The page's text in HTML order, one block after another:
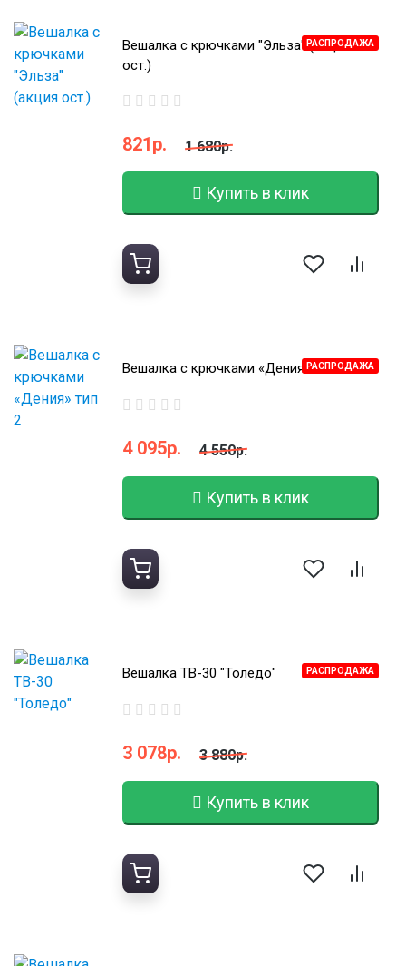
РАСПРОДАЖА
Вешалка с крючками "Эльза" (акция
ост.)
821р. 1 680р.
Купить в клик
РАСПРОДАЖА
Вешалка с крючками «Дения» тип 2
4 095р. 4 550р.
Купить в клик
РАСПРОДАЖА
Вешалка ТВ-30 "Толедо"
3 078р. 3 880р.
Купить в клик